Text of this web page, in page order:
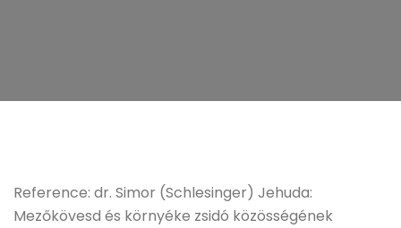
Reference: dr. Simor (Schlesinger) Jehuda:
Mezőkövesd és környéke zsidó közösségének